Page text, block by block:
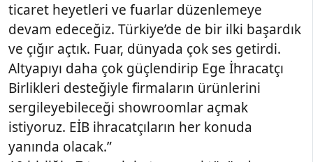
ticaret heyetleri ve fuarlar düzenlemeye
devam edeceğiz. Türkiye’de de bir ilki başardık
ve çığır açtık. Fuar, dünyada çok ses getirdi.
Altyapıyı daha çok güçlendirip Ege İhracatçı
Birlikleri desteğiyle firmaların ürünlerini
sergileyebileceği showroomlar açmak
istiyoruz. EİB ihracatçıların her konuda
yanında olacak.”